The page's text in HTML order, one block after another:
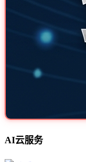
AI云服务